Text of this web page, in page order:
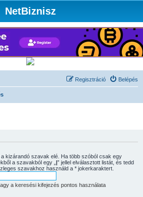
NetBiznisz
Belépés
Regisztráció
szavak elé. Ha több szóból csak egy
a szavakból egy „ |” jellel elválasztott listát, és tedd
szavakhoz használd a * jokerkaraktert.
a keresési kifejezés pontos használata